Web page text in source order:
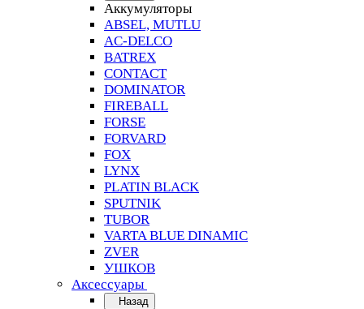
Аккумуляторы
ABSEL, MUTLU
AC-DELCO
BATREX
CONTACT
DOMINATOR
FIREBALL
FORSE
FORVARD
FOX
LYNX
PLATIN BLACK
SPUTNIK
TUBOR
VARTA BLUE DINAMIC
ZVER
УШКОВ
Аксессуары
Назад